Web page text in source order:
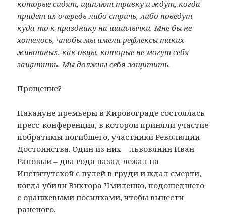
которые сидят, щиплют травку и ждут, когда
придет их очередь либо стричь, либо поведут
куда-то к празднику на шашлычки. Мне бы не
хотелось, чтобы мы имели рефлексы таких
животных, как овцы, которые не могут себя
защитить. Мы должны себя защитить.
Прощение?
Накануне премьеры в Кировограде состоялась
пресс-конференция, в которой приняли участие
побратимы погибшего, участники Революции
Достоинства. Один из них – львовянин Иван
Раповый – два года назад лежал на
Институтской с пулей в груди и ждал смерти,
когда убили Виктора Чмиленко, подошедшего
с оранжевыми носилками, чтобы вынести
раненого.